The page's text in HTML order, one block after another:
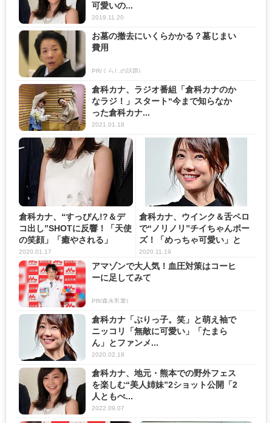
可愛いの...
2019.11.20
お墓の撤去にいくらかかる？墓じまい
費用
PR(くらしの話題)
倉科カナ、ラジオ番組「倉科カナのか
なラジ！」スタート“今まで知らなか
った倉科カナ...
2021.01.18
倉科カナ、“すっぴん!?＆デ
コ出し”SHOTに反響！「天使
の笑顔」「癒やされる」
2020.01.17
倉科カナ、ウインク＆舌ペロ
で“ノリノリ”チイちゃんポー
ズ！「めっちゃ可愛い」と
フ...
2020.11.19
アマゾンで大人気！血圧対策はコーヒ
ーに足してみて
PR(森永乳業)
倉科カナ「ぶりっ子。笑」と萌え袖で
ニッコリ「無敵に可愛い」「たまら
ん」とファンメ...
2020.02.18
倉科カナ、地元・熊本での野外フェス
を楽しむ“美人姉妹”2ショット公開「2
人ともべ...
2022.09.07